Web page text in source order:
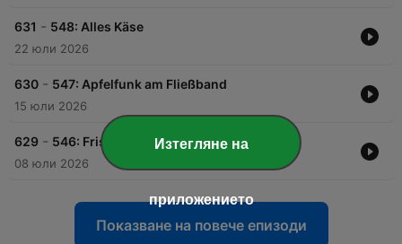
631 - 548: Alles Käse
22 юли 2026
630 - 547: Apfelfunk am Fließband
15 юли 2026
629 - 546: Frisch auf den Tisch
08 юли 2026
Показване на повече епизоди
Изтегляне на
приложението